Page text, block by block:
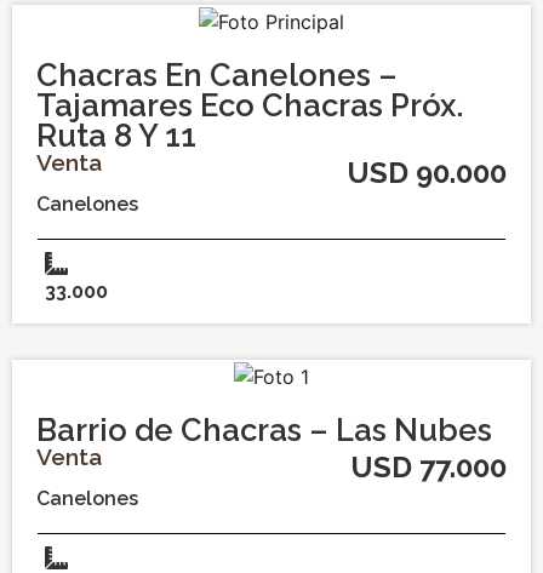
Chacras En Canelones –
Tajamares Eco Chacras Próx.
Ruta 8 Y 11
Venta USD 90.000
Canelones
33.000
Barrio de Chacras – Las Nubes
Venta USD 77.000
Canelones